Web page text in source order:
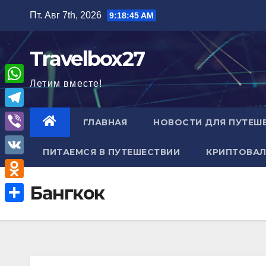
содержимому
Пт. Авг 7th, 2026 9:18:46 AM
Travelbox27
Летим вместе!
ГЛАВНАЯ НОВОСТИ ДЛЯ
ПИТАЕМСЯ В ПУТЕШЕСТВИИ
Бангкок
W
h
a
A
T
e
l
e
g
V
i
b
e
V
K
O